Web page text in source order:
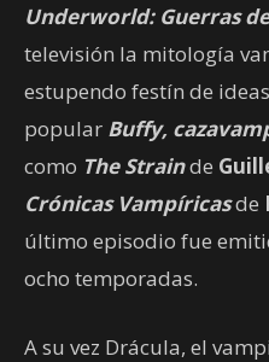
Underworld: Guerras
televisión la mitología
estupendo festín de
popular Buffy,
como The Strainde
Crónicas Vampíricasde
último episodio fue
ocho temporadas.
A su vez Drácula, el